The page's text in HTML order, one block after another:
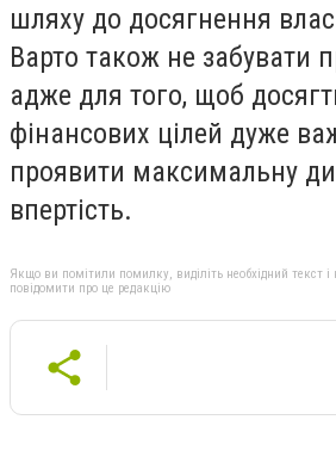
шляху до досягнення
Варто також не забувати
адже для того, щоб
фінансових цілей дуже
проявити максимальну
впертість.
Якщо ви помітили помилку, виділіть необхідний текст
повідомити про це редакцію